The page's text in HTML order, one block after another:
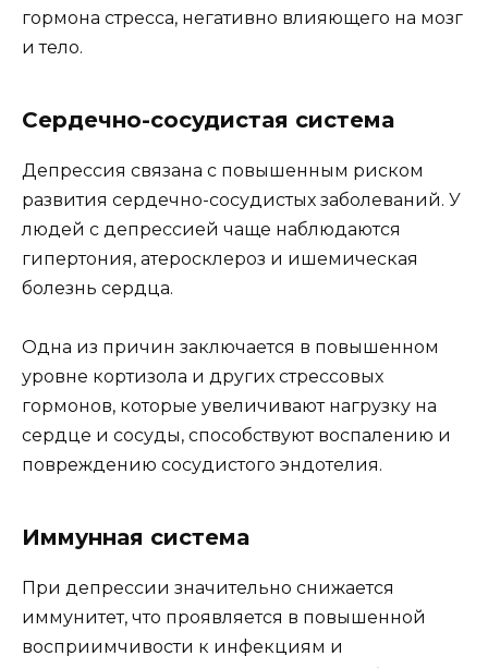
гормона стресса, негативно влияющего на мозг
и тело.
Сердечно-сосудистая система
Депрессия связана с повышенным риском
развития сердечно-сосудистых заболеваний. У
людей с депрессией чаще наблюдаются
гипертония, атеросклероз и ишемическая
болезнь сердца.
Одна из причин заключается в повышенном
уровне кортизола и других стрессовых
гормонов, которые увеличивают нагрузку на
сердце и сосуды, способствуют воспалению и
повреждению сосудистого эндотелия.
Иммунная система
При депрессии значительно снижается
иммунитет, что проявляется в повышенной
восприимчивости к инфекциям и